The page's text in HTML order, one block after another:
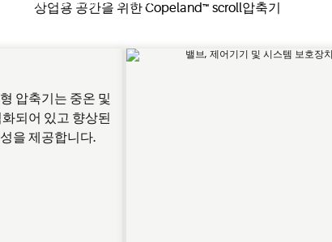
압축기는 중온 및
되어 있고 향상된
을 제공합니다.